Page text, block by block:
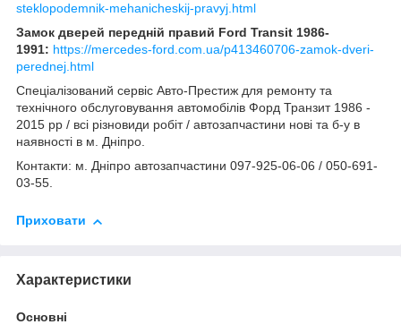
steklopodemnik-mehanicheskij-pravyj.html
Замок дверей передній правий Ford Transit 1986-
1991: https://mercedes-ford.com.ua/p413460706-zamok-dveri-
perednej.html
Спеціалізований сервіс Авто-Престиж для ремонту та
технічного обслуговування автомобілів Форд Транзит 1986 -
2015 рр / всі різновиди робіт / автозапчастини нові та б-у в
наявності в м. Дніпро.
Контакти: м. Дніпро автозапчастини 097-925-06-06 / 050-691-
03-55.
Приховати
Характеристики
Основні